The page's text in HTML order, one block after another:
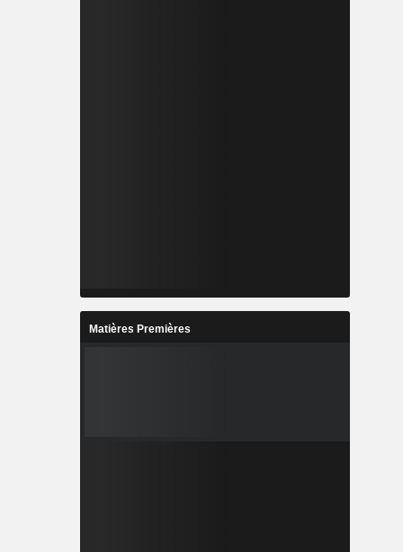
Matières Premières